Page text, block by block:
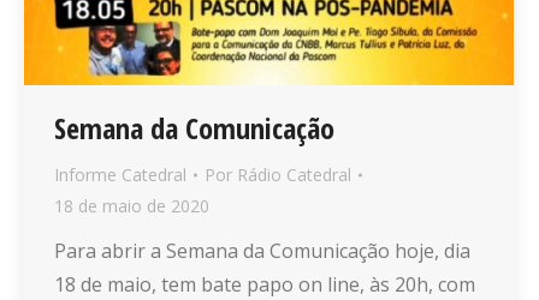
Semana da Comunicação
Informe Catedral Por Rádio Catedral
18 de maio de 2020
Para abrir a Semana da Comunicação hoje, dia
18 de maio, tem bate papo on line, às 20h, com